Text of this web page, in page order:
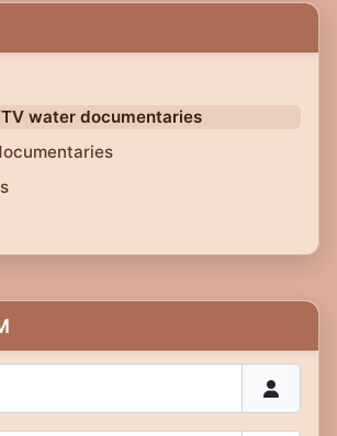
water documentaries